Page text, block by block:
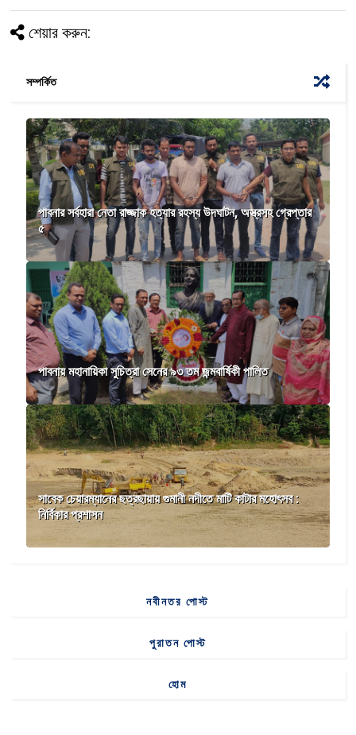
শেয়ার করুন:
সম্পর্কিত
পাবনার সর্বহারা নেতা রাজ্জাক হত্যার রহস্য উদঘাটন, অস্ত্রসহ গ্রেপ্তার
৫
পাবনায় মহানায়িকা সুচিত্রা সেনের ৯৩ তম জন্মবার্ষিকী পালিত
সাবেক চেয়ারম্যানের ছত্রছায়ায় গুমানী নদীতে মাটি কাটার মহোৎসব :
নির্বিকার প্রশাসন
নবীনতর পোস্ট
পুরাতন পোস্ট
হোম